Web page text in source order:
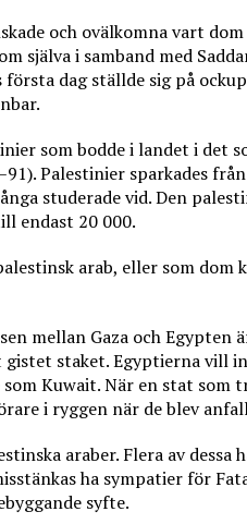
och ovälkomna vart
själva i samband med
dag ställde sig på
som bodde i landet i det
Palestinier sparkades
studerade vid. Den
endast 20 000.
arab, eller som dom
mellan Gaza och Egypten
staket. Egyptierna vill
Kuwait. När en stat som
i ryggen när de blev
araber. Flera av dessa
ha sympatier för
syfte.